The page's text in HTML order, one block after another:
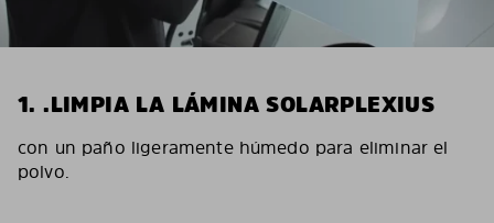
1. .LIMPIA LA LÁMINA SOLARPLEXIUS
con un paño ligeramente húmedo para eliminar el
polvo.